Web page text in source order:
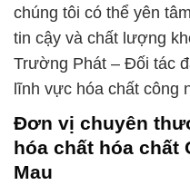
chúng tôi có thể yên
tin cậy và chất lượng
Trường Phát – Đối tác
lĩnh vực hóa chất công
Đơn vị chuyên
hóa chất hóa chất
Mau